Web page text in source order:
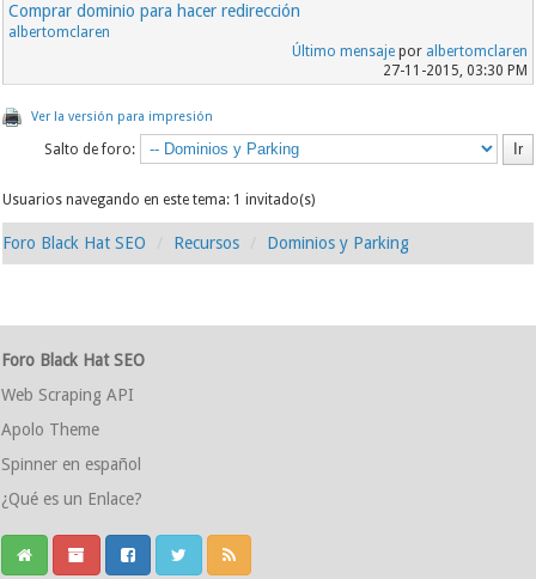
Comprar dominio para hacer redirección
albertomclaren
Último mensajepor albertomclaren
27-11-2015, 03:30 PM
Ver la versión para impresión
Salto de foro:
Usuarios navegando en este tema: 1 invitado(s)
Foro Black Hat SEO Recursos Dominios y Parking
Foro Black Hat SEO
Web Scraping API
Apolo Theme
Spinner en español
¿Qué es un Enlace?